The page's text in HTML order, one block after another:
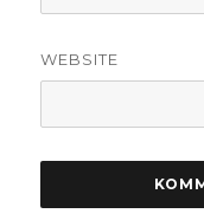
WEBSITE